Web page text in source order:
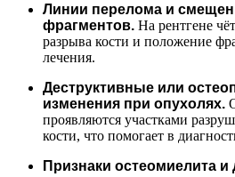
Линии перелома и
фрагментов. На рентгене
разрыва кости и положение
лечения.
Деструктивные или
изменения при опухолях.
проявляются участками
кости, что помогает в
Признаки остеомиелита и